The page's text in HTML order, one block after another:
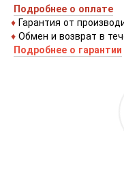
Подробнее о оплате
♦ Гарантия от
♦ Обмен и возврат в
Подробнее о гарантии